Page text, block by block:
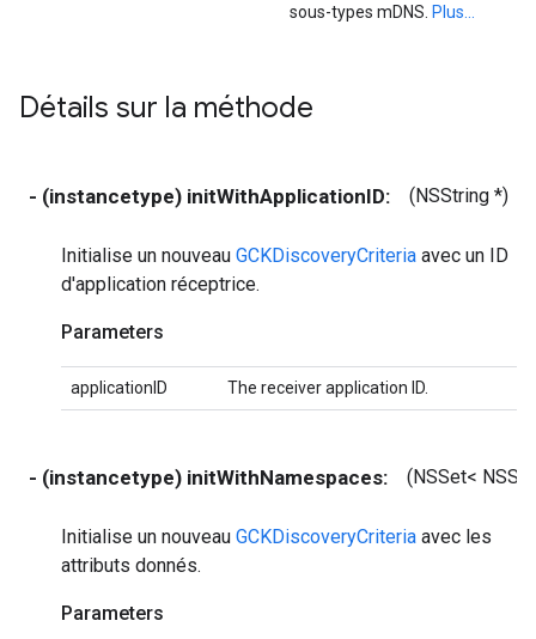
sous-types mDNS. Plus...
Détails sur la méthode
- (instancetype) initWithApplicationID: (NSString *)
Initialise un nouveau GCKDiscoveryCriteria avec un ID
d'application réceptrice.
Parameters
applicationID The receiver application ID.
- (instancetype) initWithNamespaces: (NSSet<
Initialise un nouveau GCKDiscoveryCriteria avec les
attributs donnés.
Parameters